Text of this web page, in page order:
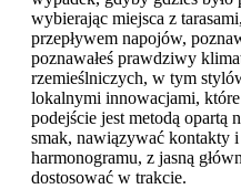
wybierając miejsca z
przepływem napojów,
poznawałeś prawdziwy
rzemieślniczych, w tym
lokalnymi innowacjami,
podejście jest metodą opartą
smak, nawiązywać kontakty
harmonogramu, z jasną
dostosować w trakcie.